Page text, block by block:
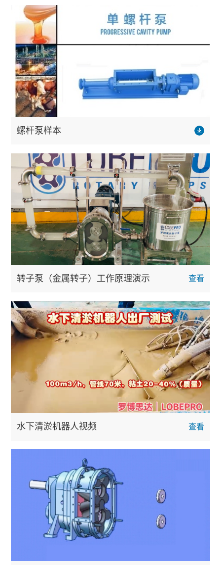
螺杆泵样本
转子泵（金属转子）工作原理演示 查看
水下清淤机器人视频 查看